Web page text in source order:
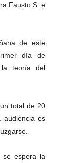
Fausto S. e
de este
día de
la teoría del
total de 20
audiencia es
espera la